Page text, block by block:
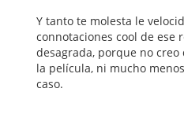
Y tanto te molesta le
connotaciones cool de ese
desagrada, porque no
la película, ni mucho
caso.